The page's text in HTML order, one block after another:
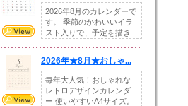
2026年8月のカレンダーで
す。 季節のかわいいイラ
スト入りで、予定を描き
2026年★8月★おしゃ...
毎年大人気！おしゃれな
レトロデザインカレンダ
ー 使いやすいA4サイズ。